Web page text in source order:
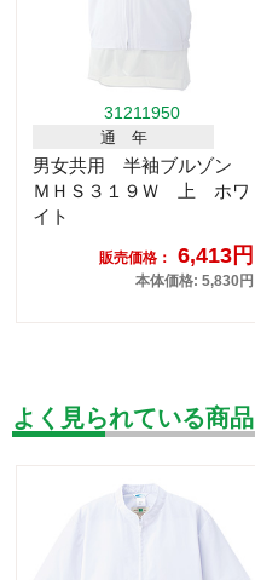
31211950
通 年
男女共用 半袖ブルゾン
ＭＨＳ３１９Ｗ 上 ホワ
イト
販売価格： 6,413円
本体価格: 5,830円
よく見られている商品